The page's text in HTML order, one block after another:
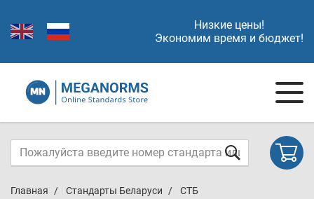
Низкие цены!
Экономим время и бюджет!
Главная Стандарты Беларуси
СТБ